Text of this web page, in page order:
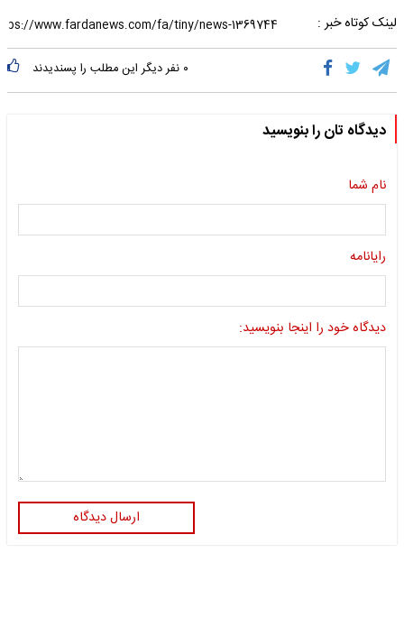
لینک کوتاه خبر :
۰ نفر دیگر این مطلب را پسندیدند
دیدگاه تان را بنویسید
نام شما
رایانامه
دیدگاه خود را اینجا بنویسید:
ارسال دیدگاه